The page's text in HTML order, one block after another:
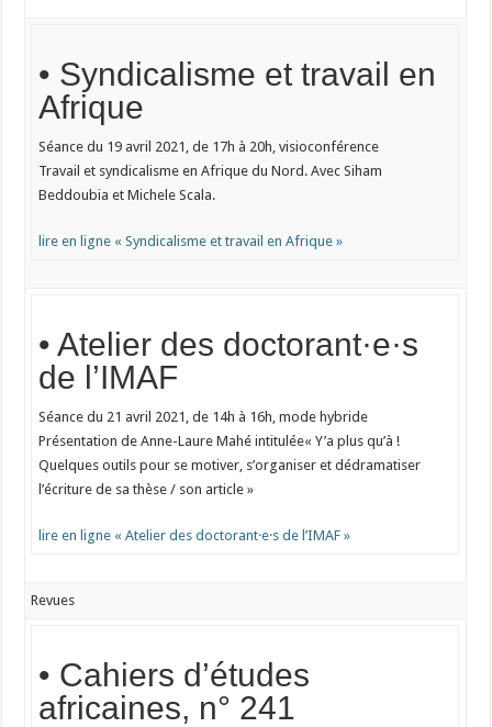
• Syndicalisme et travail en
Afrique
Séance du 19 avril 2021, de 17h à 20h, visioconférence
Travail et syndicalisme en Afrique du Nord. Avec Siham
Beddoubia et Michele Scala.
lire en ligne « Syndicalisme et travail en Afrique »
• Atelier des doctorant·e·s
de l’IMAF
Séance du 21 avril 2021, de 14h à 16h, mode hybride
Présentation de Anne-Laure Mahé intitulée« Y’a plus qu’à !
Quelques outils pour se motiver, s’organiser et dédramatiser
l’écriture de sa thèse / son article »
lire en ligne « Atelier des doctorant·e·s de l’IMAF »
Revues
• Cahiers d’études
africaines, n° 241